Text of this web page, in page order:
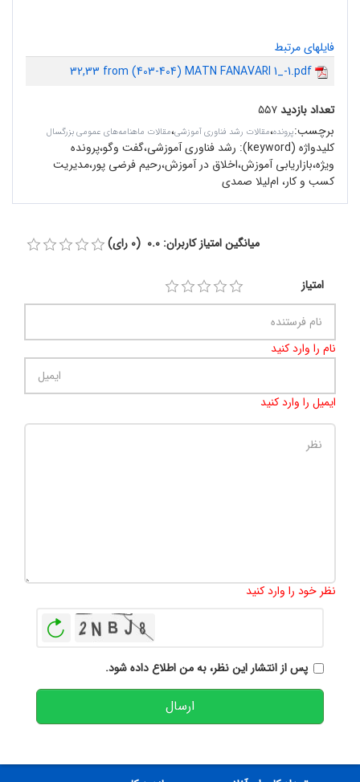
فایلهای مرتبط
32,33 from (403-404) MATN FANAVARI 1_-1.pdf
تعداد بازدید۵۵۷
برچسب:پرونده،مقالات رشد فناوری آموزشی،مقالات ماهنامه‌های عمومی بزرگسال
کلیدواژه (keyword):
رشد فناوری آموزشی،گفت وگو،پرونده
ویژه،بازاریابی آموزش،اخلاق در آموزش،رحیم فرضی پور،مدیریت
کسب و کار، ام‌لیلا صمدی
میانگین امتیاز کاربران: 0.0 (0 رای)
امتیاز
نام را وارد کنید
ایمیل را وارد کنید
نظر خود را وارد کنید
پس از انتشار این نظر، به من اطلاع داده شود.
ارسال